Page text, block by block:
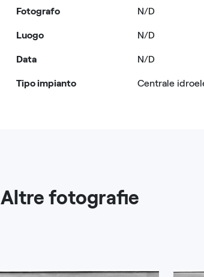
Fotografo
Luogo
Data
Tipo impianto
N/D
N/D
N/D
Centrale
Altre fotografie